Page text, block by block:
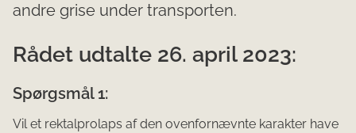
andre grise under transporten.
Rådet udtalte 26. april 2023:
Spørgsmål 1:
Vil et rektalprolaps af den ovenfornævnte karakter have